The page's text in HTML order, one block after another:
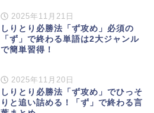
2025年11月21日
しりとり必勝法「ず攻め」必須の
「ず」で終わる単語は2大ジャンル
で簡単習得！
2025年11月20日
しりとり必勝法「ず攻め」でひっそ
りと追い詰める！「ず」で終わる言